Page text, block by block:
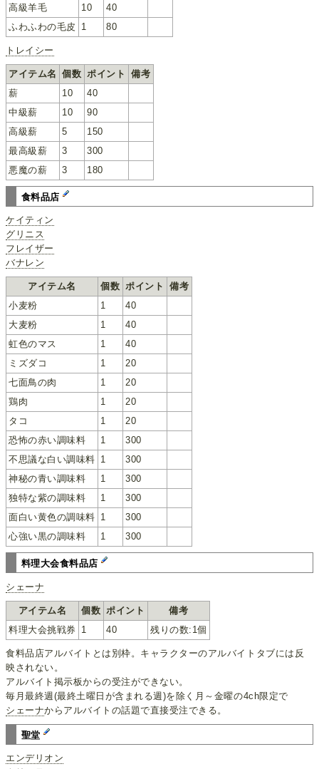
高級羊毛
10
40
ふわふわの毛皮
1 80
トレイシー
アイテム名 個数 ポイント
備考
薪
10
40
中級薪
10
90
高級薪
5
150
最高級薪
3
300
悪魔の薪
3 180
食料品店
ケイティン
グリニス
フレイザー
バナレン
アイテム名 個数 ポイント
備考
小麦粉
1
40
大麦粉
1
40
虹色のマス
1
40
ミズダコ
1
20
七面鳥の肉
1
20
鶏肉
1
20
タコ
1
20
恐怖の赤い調味料
1
300
不思議な白い調味料 1
300
神秘の青い調味料
1
300
独特な紫の調味料
1
300
面白い黄色の調味料 1
300
心強い黒の調味料
1 300
料理大会食料品店
シェーナ
アイテム名 個数 ポイント
備考
料理大会挑戦券 1 40 残りの数:1個
食料品店アルバイトとは別枠。キャラクターのアルバイトタブには反
映されない。
アルバイト掲示板からの受注ができない。
毎月最終週(最終土曜日が含まれる週)を除く月～金曜の4ch限定で
シェーナからアルバイトの話題で直接受注できる。
聖堂
エンデリオン